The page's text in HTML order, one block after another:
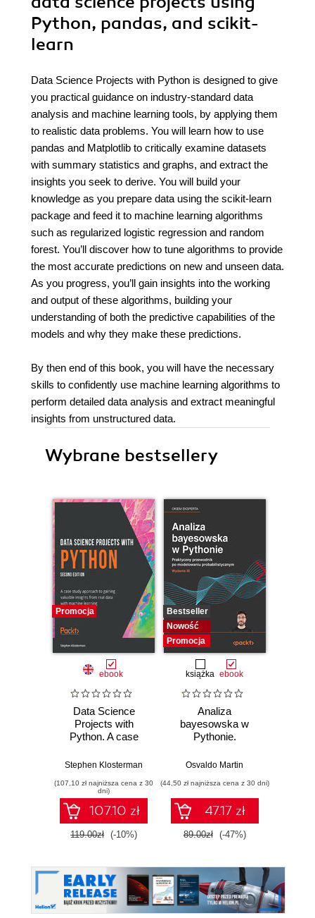
Python, pandas, and scikit-
learn
Data Science Projects with Python is designed to give
you practical guidance on industry-standard data
analysis and machine learning tools, by applying them
to realistic data problems. You will learn how to use
pandas and Matplotlib to critically examine datasets
with summary statistics and graphs, and extract the
insights you seek to derive. You will build your
knowledge as you prepare data using the scikit-learn
package and feed it to machine learning algorithms
such as regularized logistic regression and random
forest. You’ll discover how to tune algorithms to provide
the most accurate predictions on new and unseen data.
As you progress, you’ll gain insights into the working
and output of these algorithms, building your
understanding of both the predictive capabilities of the
models and why they make these predictions.
By then end of this book, you will have the necessary
skills to confidently use machine learning algorithms to
perform detailed data analysis and extract meaningful
insights from unstructured data.
Wybrane bestsellery
Promocja
ebook
Data Science
Projects with
Python. A case
gaining valuable
data with machine
learning - Second
Edition
Stephen Klosterman
(107,10 zł najniższa cena z 30
dni)
107.10 zł
119.00zł (-10%)
Bestseller
Nowość
Promocja
książka ebook
Analiza
bayesowska w
Pythonie.
przewodnik po
probabilistycznym.
Wydanie III
Osvaldo Martin
(44,50 zł najniższa cena z 30 dni)
47.17 zł
89.00zł (-47%)